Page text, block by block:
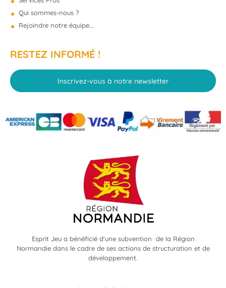
Qui sommes-nous ?
Rejoindre notre équipe...
RESTEZ INFORMÉ !
Inscrivez-vous à notre newsletter
Esprit Jeu a bénéficié d'une subvention de la Région
Normandie dans le cadre de ses actions de structuration et de
développement.